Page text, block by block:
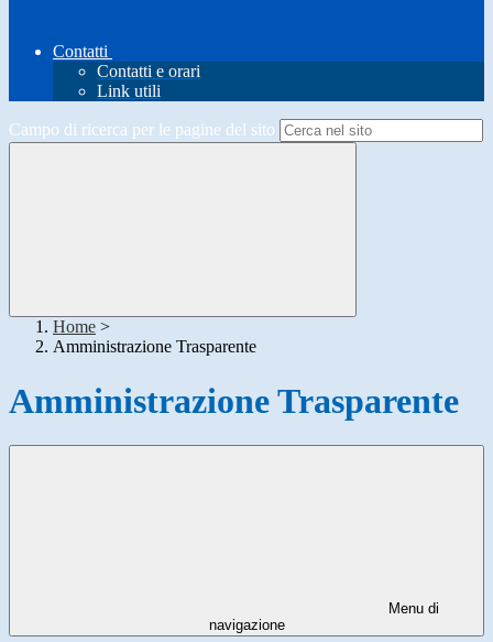
Contatti
Contatti e orari
Link utili
Campo di ricerca per le pagine del sito
Home >
Amministrazione Trasparente
Amministrazione Trasparente
Menu di
navigazione